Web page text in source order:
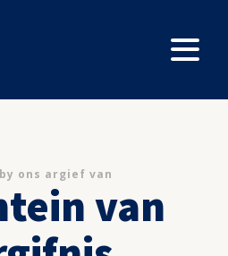
ons argief van
van